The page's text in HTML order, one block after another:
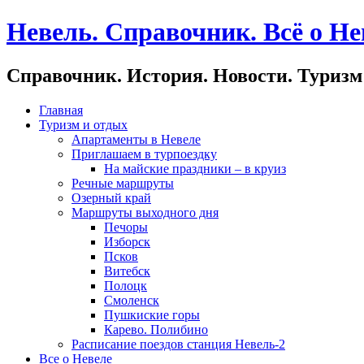
Невель. Справочник. Всё о
Справочник. История. Новости. Туризм
Главная
Туризм и отдых
Апартаменты в Невеле
Приглашаем в турпоездку
На майские праздники – в круиз
Речные маршруты
Озерный край
Маршруты выходного дня
Печоры
Изборск
Псков
Витебск
Полоцк
Смоленск
Пушкиские горы
Карево. Полибино
Расписание поездов станция Невель-2
Все о Невеле